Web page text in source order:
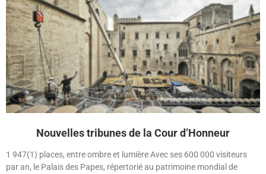
Nouvelles tribunes de la Cour d’Honneur
1 947(1) places, entre ombre et lumière Avec ses 600 000 visiteurs
par an, le Palais des Papes, répertorié au patrimoine mondial de